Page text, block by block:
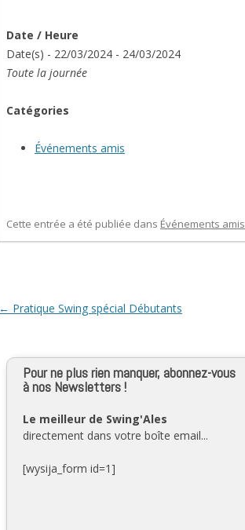
Date / Heure
Date(s) - 22/03/2024 - 24/03/2024
Toute la journée
Catégories
Événements amis
Cette entrée a été publiée dans Événements amis
Navigation des articles
← Pratique Swing spécial Débutants
Pour ne plus rien manquer, abonnez-vous
à nos Newsletters !
Le meilleur de Swing'Ales
directement dans votre boîte email...
[wysija_form id=1]